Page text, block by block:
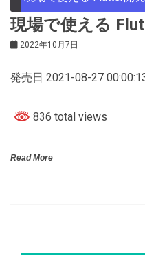
現場で使える
2022年10月7日
発売日 2021-08-27
836 total views
Read More